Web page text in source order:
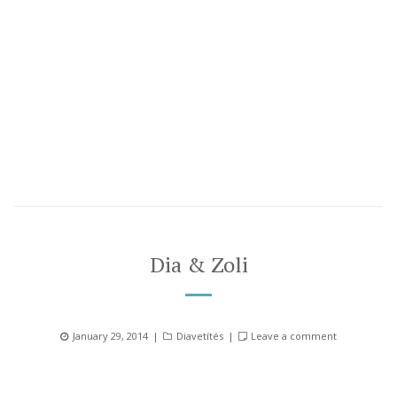
Dia & Zoli
Posted
January 29, 2014 Categories
Diavetítés Leave a comment